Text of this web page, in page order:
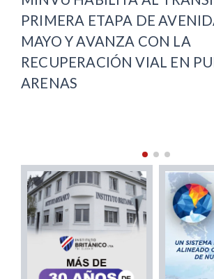
OFICINA LOCAL DE LA
COMPLETA COBERTURA